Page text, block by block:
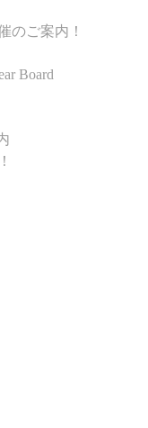
のご案内！
Board